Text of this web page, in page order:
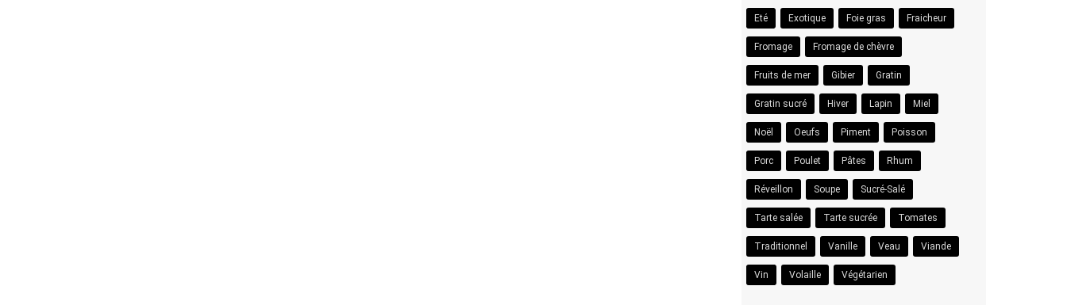
Eté Exotique Foie gras Fraicheur
Fromage Fromage de chèvre
Fruits de mer Gibier Gratin
Gratin sucré Hiver Lapin Miel
Noël Oeufs Piment Poisson
Porc Poulet Pâtes Rhum
Réveillon Soupe Sucré-Salé
Tarte salée Tarte sucrée Tomates
Traditionnel Vanille Veau Viande
Vin Volaille Végétarien